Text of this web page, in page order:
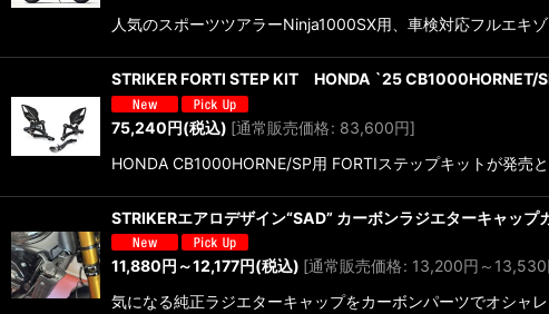
人気のスポーツツアラーNinja1000SX用、車検対応フルエキ
STRIKER FORTI STEP KIT HONDA `25 CB1000HORNET/
75,240円(税込) [通常販売価格: 83,600円]
HONDA CB1000HORNE/SP用 FORTIステップキットが発売
STRIKERエアロデザイン“SAD” カーボンラジエターキャッ
11,880円 ～12,177円(税込) [通常販売価格: 13,200円 ～13,530
気になる純正ラジエターキャップをカーボンパーツでオシャ